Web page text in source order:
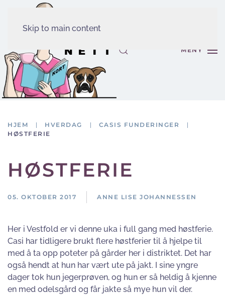
Skip to main content
MENY
HJEM HVERDAG
CASIS FUNDERINGER
HØSTFERIE
HØSTFERIE
05. OKTOBER 2017 ANNE LISE JOHANNESSEN
Her i Vestfold er vi denne uka i full gang med høstferie.
Casi har tidligere brukt flere høstferier til å hjelpe til
med å ta opp poteter på gårder her i distriktet. Det har
også hendt at hun har vært ute på jakt. I sine yngre
dager tok hun jegerprøven, og hun er så heldig å kjenne
en med odelsgård og får jakte så mye hun vil der.